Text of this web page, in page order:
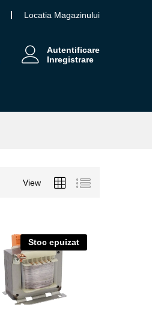
Locatia Magazinului
Autentificare
Inregistrare
View
Stoc epuizat